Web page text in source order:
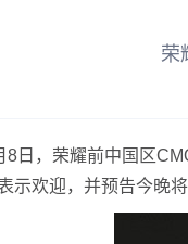
荣
，荣耀前中国区
示欢迎，并预告今晚